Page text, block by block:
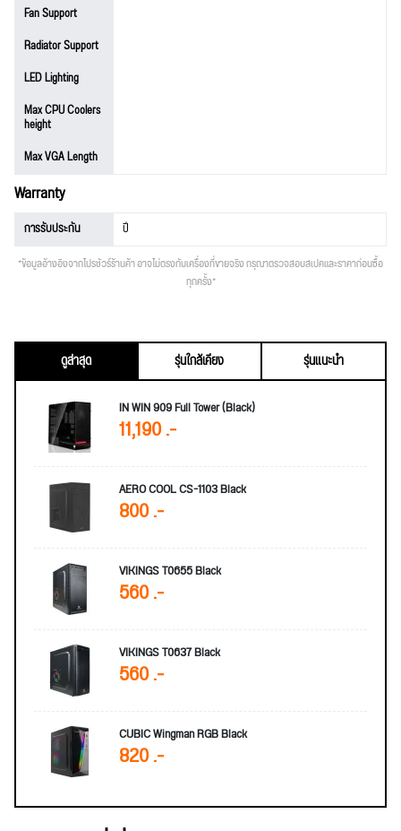
Fan Support
Radiator Support
LED Lighting
Max CPU Coolers
height
Max VGA Length
Warranty
การรับประกัน ปี
*ข้อมูลอ้างอิงจากโปรชัวร์ร้านค้า อาจไม่ตรงกับเครื่องที่ขายจริง กรุณาตรวจสอบสเปคและราคาก่อนซื้อ
ทุกครั้ง*
ดูล่าสุด รุ่นใกล้เคียง
รุ่นแนะนำ
IN WIN 909 Full Tower (Black)
11,190 .-
AERO COOL CS-1103 Black
800 .-
VIKINGS T0655 Black
560 .-
VIKINGS T0637 Black
560 .-
CUBIC Wingman RGB Black
820 .-